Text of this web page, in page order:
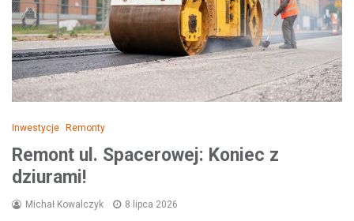
Inwestycje Remonty
Remont ul. Spacerowej: Koniec z
dziurami!
Michał Kowalczyk 8 lipca 2026